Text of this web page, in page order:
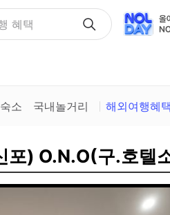
혜택
소 국내놀거리 해외여행혜택
) O.N.O(구.호텔